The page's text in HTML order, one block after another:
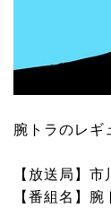
腕トラのレギ
【放送局】
【番組名】